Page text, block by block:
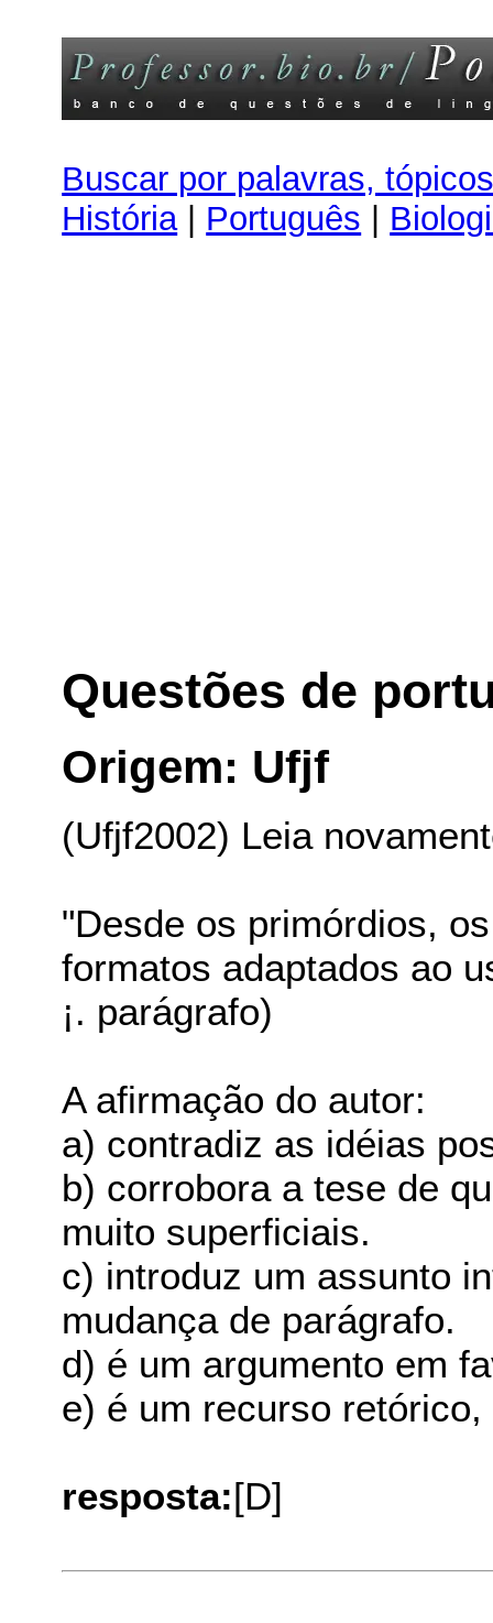
Buscar por palavras,
História| Português |
Questões de
Origem: Ufjf
(Ufjf2002) Leia
"Desde os primórdios,
formatos adaptados ao
¡. parágrafo)
A afirmação do autor:
a) contradiz as idéias
b) corrobora a tese de
muito superficiais.
c) introduz um assunto
mudança de parágrafo.
d) é um argumento em
e) é um recurso
resposta:[D]